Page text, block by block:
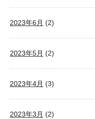
2023年6月 (2)
2023年5月 (2)
2023年4月 (3)
2023年3月 (2)